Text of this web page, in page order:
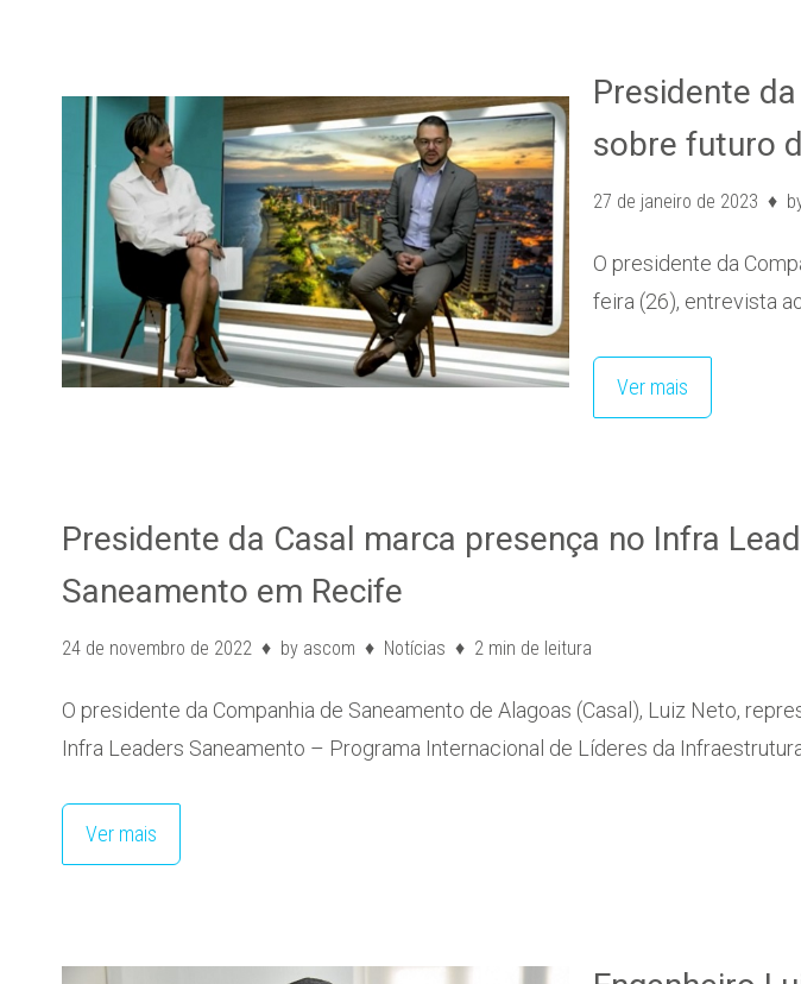
Presidente
sobre futuro
27 de janeiro de 2023
O presidente da
feira (26), entrevista
Ver mais
Presidente da Casal marca presença no Infra
Saneamento em Recife
24 de novembro de 2022 by ascom Notícias 2 min de leitura
O presidente da Companhia de Saneamento de Alagoas (Casal), Luiz Neto,
Infra Leaders Saneamento – Programa Internacional de Líderes da
Ver mais